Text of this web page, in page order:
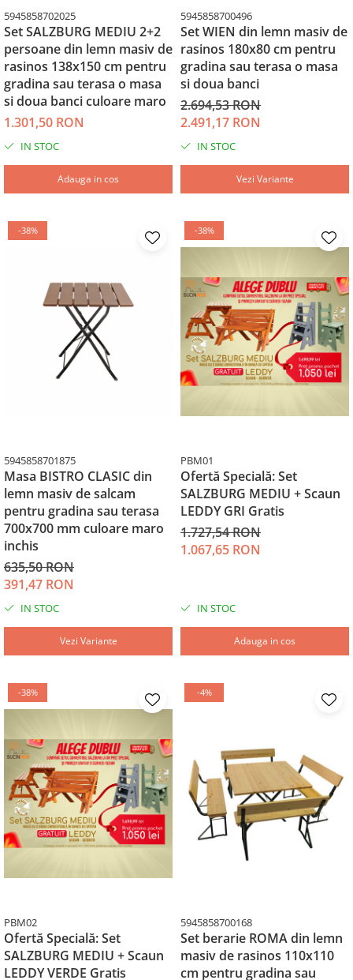
5945858702025
Set SALZBURG MEDIU 2+2
persoane din lemn masiv de
rasinos 138x150 cm pentru
gradina sau terasa o masa
si doua banci culoare maro
1.301,50 RON
IN STOC
Adauga in cos
5945858700496
Set WIEN din lemn masiv de
rasinos 180x80 cm pentru
gradina sau terasa o masa
si doua banci
2.694,53 RON
2.491,17 RON
IN STOC
Vezi Variante
-38%
5945858701875
Masa BISTRO CLASIC din
lemn masiv de salcam
pentru gradina sau terasa
700x700 mm culoare maro
inchis
635,50 RON
391,47 RON
IN STOC
Vezi Variante
-38%
PBM01
Ofertă Specială: Set
SALZBURG MEDIU + Scaun
LEDDY GRI Gratis
1.727,54 RON
1.067,65 RON
IN STOC
Adauga in cos
-38%
PBM02
Ofertă Specială: Set
SALZBURG MEDIU + Scaun
LEDDY VERDE Gratis
-4%
5945858700168
Set berarie ROMA din lemn
masiv de rasinos 110x110
cm pentru gradina sau